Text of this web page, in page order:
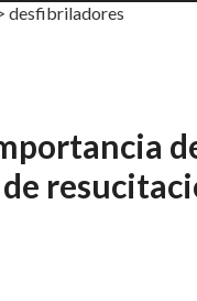
desfibriladores